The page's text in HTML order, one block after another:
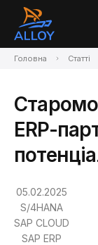
Головна Статті
ERP-
05.02.2025
S/4HANA
SAP CLOUD
SAP ERP